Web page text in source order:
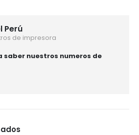
Perú
de impresora
saber nuestros numeros de